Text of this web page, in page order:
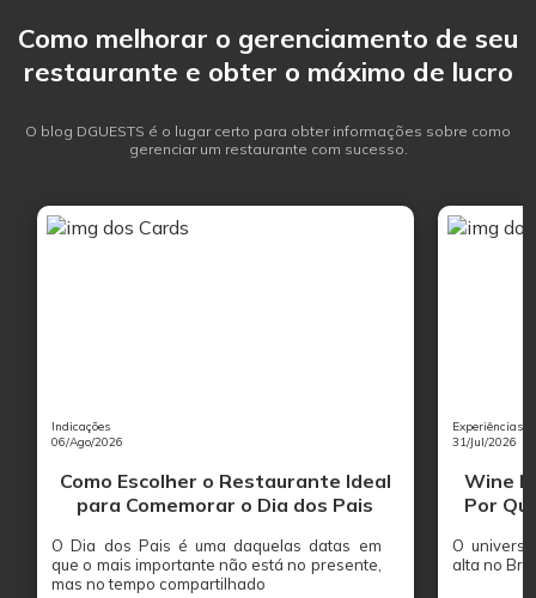
Como melhorar o gerenciamento de seu
restaurante e obter o máximo de lucro
O blog DGUESTS é o lugar certo para obter informações sobre como
gerenciar um restaurante com sucesso.
Indicações
06/Ago/2026
Como Escolher o Restaurante Ideal
para Comemorar o Dia dos Pais
O Dia dos Pais é uma daquelas datas em
que o mais importante não está no presente,
mas no tempo compartilhado
Experiências
31/Jul/2026
Wine
Por
O
alta no